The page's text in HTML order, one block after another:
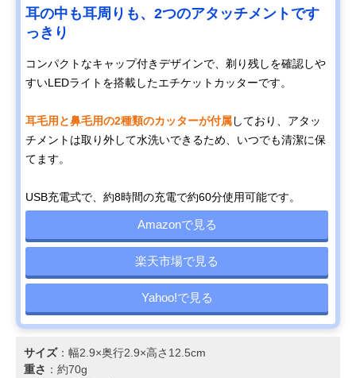
耳の中も耳周りも、2つのアタッチメントです
っきり
コンパクトなキャップ付きデザインで、剃り残しを確認しや
すいLEDライトを搭載したエチケットカッターです。
耳毛用と鼻毛用の2種類のカッターが付属しており、アタッ
チメントは取り外して水洗いできるため、いつでも清潔に保
てます。
USB充電式で、約8時間の充電で約60分使用可能です。
Amazonで見る
楽天市場で見る
Yahoo!で見る
サイズ：幅2.9×奥行2.9×高さ12.5cm
重さ ：約70g